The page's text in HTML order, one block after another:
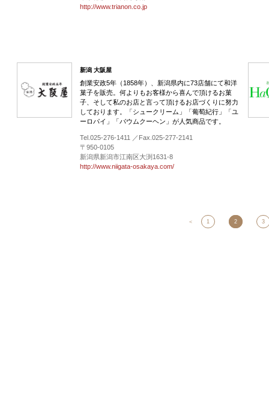
http://www.trianon.co.jp
新潟 大阪屋
創業安政5年（1858年）、新潟県内に73店舗にて和洋
菓子を販売。何よりもお客様から喜んで頂けるお菓
子、そして私のお店と言って頂けるお店づくりに努力
しております。「シュークリーム」「葡萄紀行」「ユ
ーロパイ」「バウムクーヘン」が人気商品です。
Tel.025-276-1411 ／Fax.025-277-2141
〒950-0105
新潟県新潟市江南区大渕1631-8
http://www.niigata-osakaya.com/
＜ 1 2 3